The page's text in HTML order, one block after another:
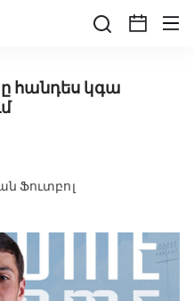
հանդես կգա
Ֆուտբոլ